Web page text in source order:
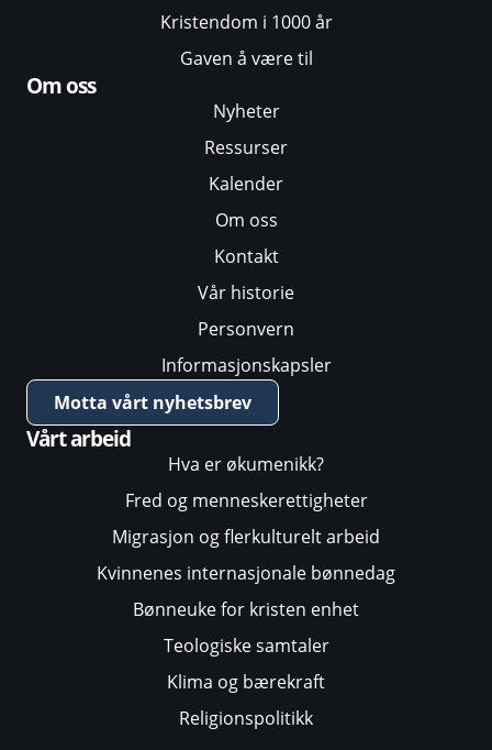
Kristendom i 1000 år
Gaven å være til
Om oss
Nyheter
Ressurser
Kalender
Om oss
Kontakt
Vår historie
Personvern
Informasjonskapsler
Motta vårt nyhetsbrev
Vårt arbeid
Hva er økumenikk?
Fred og menneskerettigheter
Migrasjon og flerkulturelt arbeid
Kvinnenes internasjonale bønnedag
Bønneuke for kristen enhet
Teologiske samtaler
Klima og bærekraft
Religionspolitikk